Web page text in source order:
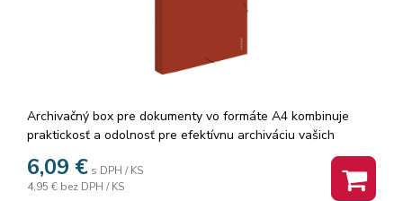
Archivačný box pre dokumenty vo formáte A4 kombinuje
praktickosť a odolnosť pre efektívnu archiváciu vašich
uzatvorenie a zabraňuje nechcenému otváraniu. Vyrobené z
extra silného polypropylénu, tento archivačný box odoláva
6,09 € s DPH / KS
4,95 € bez DPH / KS